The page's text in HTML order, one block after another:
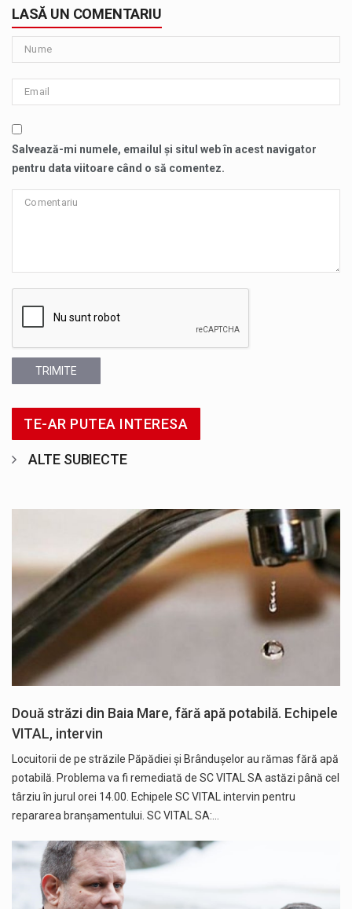
LASĂ UN COMENTARIU
Salvează-mi numele, emailul și situl web în acest navigator
pentru data viitoare când o să comentez.
TRIMITE
TE-AR PUTEA INTERESA
ALTE SUBIECTE
Două străzi din Baia Mare, fără apă potabilă. Echipele
VITAL, intervin
Locuitorii de pe străzile Păpădiei și Brândușelor au rămas fără apă
potabilă. Problema va fi remediată de SC VITAL SA astăzi până cel
târziu în jurul orei 14.00. Echipele SC VITAL intervin pentru
repararea branșamentului. SC VITAL SA:…